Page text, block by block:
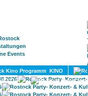
KINO
UMLAND